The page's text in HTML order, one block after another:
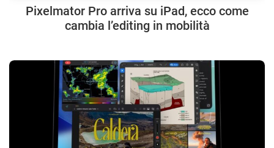
Pixelmator Pro arriva su iPad, ecco come
cambia l’editing in mobilità